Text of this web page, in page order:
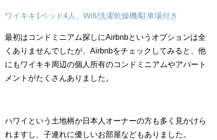
ワイキキ1ベッド4人、Wifi/洗濯乾燥機/駐車場付き
最初はコンドミニアム探しにAirbnbというオプションは全
くありませんでしたが、Airbnbをチェックしてみると、他
にもワイキキ周辺の個人所有のコンドミニアムやアパート
メントがたくさんありました。
ハワイという土地柄か日本人オーナーの方も多く見かけら
れますし、子連れに優しいお部屋などもありました。